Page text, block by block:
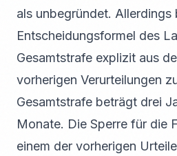
als unbegründet.
Entscheidungsformel des
Gesamtstrafe explizit aus
vorherigen Verurteilungen
Gesamtstrafe beträgt drei
Monate. Die Sperre für die
einem der vorherigen